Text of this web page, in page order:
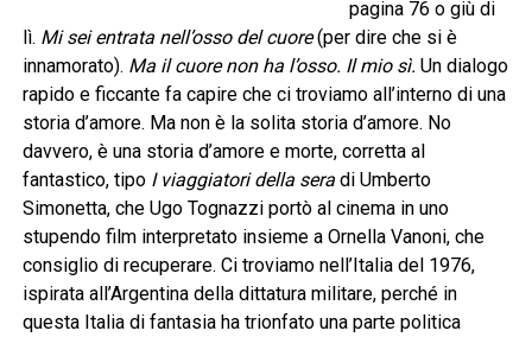
pagina 76 o giù di
lì. Mi sei entrata nell’osso del cuore(per dire che si è
innamorato). Ma il cuore non ha l’osso. Il mio sì. Un dialogo
rapido e ficcante fa capire che ci troviamo all’interno di una
storia d’amore. Ma non è la solita storia d’amore. No
davvero, è una storia d’amore e morte, corretta al
fantastico, tipo I viaggiatori della seradi Umberto
Simonetta, che Ugo Tognazzi portò al cinema in uno
stupendo film interpretato insieme a Ornella Vanoni, che
consiglio di recuperare. Ci troviamo nell’Italia del 1976,
ispirata all’Argentina della dittatura militare, perché in
questa Italia di fantasia ha trionfato una parte politica